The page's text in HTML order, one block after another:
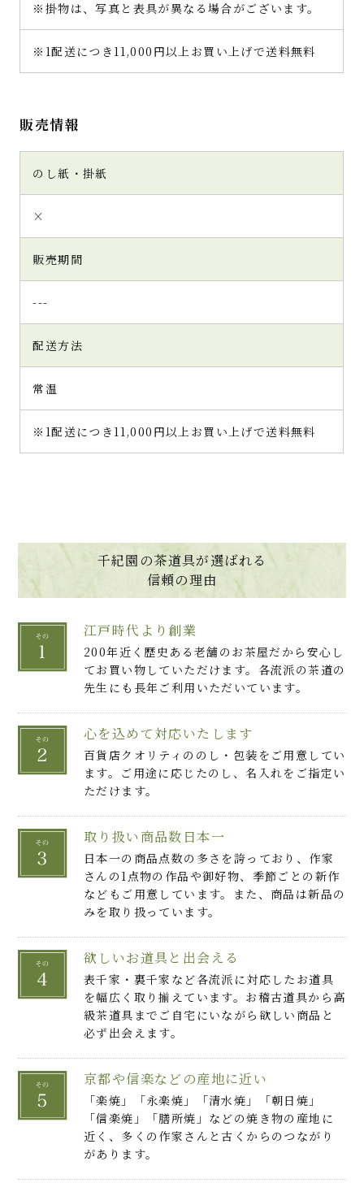
※掛物は、写真と表具が異なる場合がございます。
※1配送につき11,000円以上お買い上げで送料無料
販売情報
のし紙・掛紙
×
販売期間
---
配送方法
常温
※1配送につき11,000円以上お買い上げで送料無料
千紀園の茶道具が選ばれる
信頼の理由
江戸時代より創業
200年近く歴史ある老舗のお茶屋だから安心し
てお買い物していただけます。各流派の茶道の
先生にも長年ご利用いただいています。
心を込めて対応いたします
百貨店クオリティののし・包装をご用意してい
ます。ご用途に応じたのし、名入れをご指定い
ただけます。
取り扱い商品数日本一
日本一の商品点数の多さを誇っており、作家
さんの1点物の作品や御好物、季節ごとの新作
などもご用意しています。また、商品は新品の
みを取り扱っています。
欲しいお道具と出会える
表千家・裏千家など各流派に対応したお道具
を幅広く取り揃えています。お稽古道具から高
級茶道具までご自宅にいながら欲しい商品と
必ず出会えます。
京都や信楽などの産地に近い
「楽焼」「永楽焼」「清水焼」「朝日焼」
「信楽焼」「膳所焼」などの焼き物の産地に
近く、多くの作家さんと古くからのつながり
があります。